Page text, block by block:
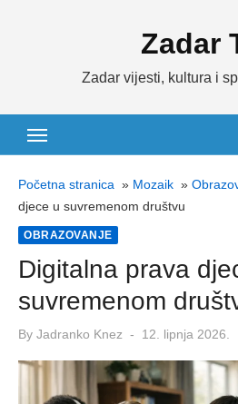
Zadar
Zadar vijesti, kultura i
Početna stranica » Mozaik »
djece u suvremenom društvu
OBRAZOVANJE
Digitalna prava
suvremenom
By Jadranko Knez
Posted
12. lipnja 2026.